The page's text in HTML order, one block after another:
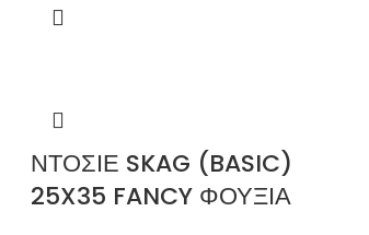
ΝΤΟΣΙΕ SKAG (BASIC)
25X35 FANCY ΦΟΥΞΙΑ